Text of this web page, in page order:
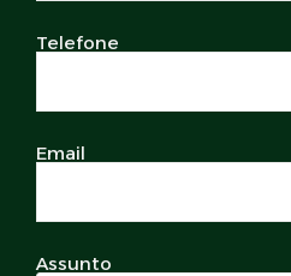
Telefone
Email
Assunto